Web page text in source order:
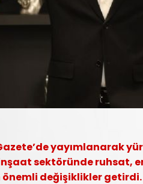
yayımlanarak
sektöründe ruhsat,
önemli değişiklikler getirdi.